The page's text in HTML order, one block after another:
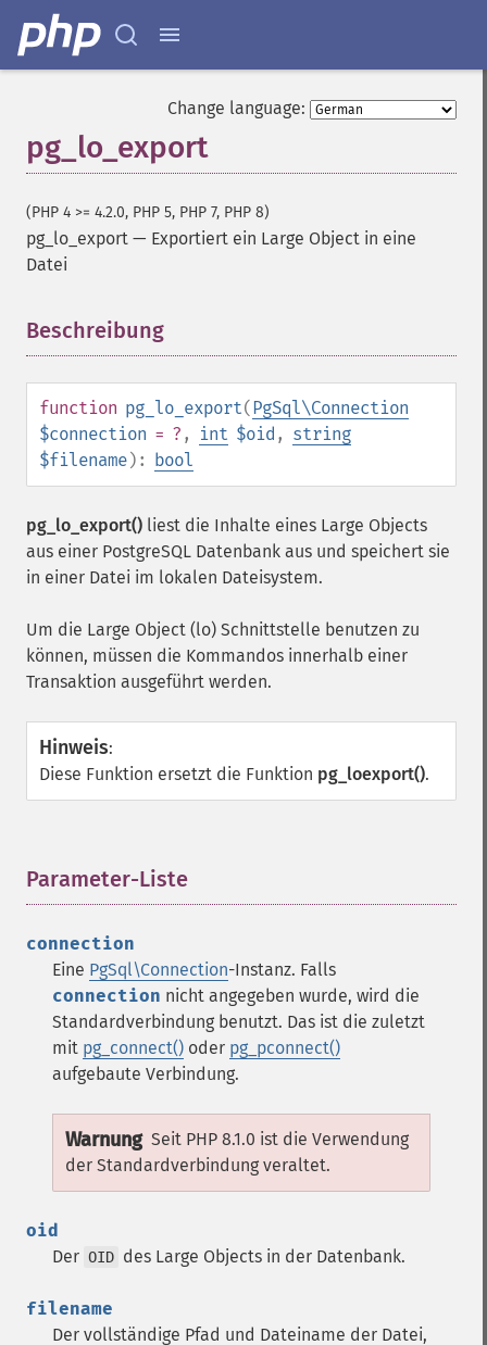
Change language:
pg_lo_export
(PHP 4 >= 4.2.0, PHP 5, PHP 7, PHP 8)
pg_lo_export — Exportiert ein Large Object in eine
Datei
Beschreibung
function pg_lo_export(PgSql\Connection
$connection = ? , int $oid , string
$filename): bool
pg_lo_export() liest die Inhalte eines Large Objects
aus einer PostgreSQL Datenbank aus und speichert sie
in einer Datei im lokalen Dateisystem.
Um die Large Object (lo) Schnittstelle benutzen zu
können, müssen die Kommandos innerhalb einer
Transaktion ausgeführt werden.
Hinweis:
Diese Funktion ersetzt die Funktion pg_loexport().
Parameter-Liste
connection
Eine PgSql\Connection-Instanz. Falls
connection nicht angegeben wurde, wird die
Standardverbindung benutzt. Das ist die zuletzt
mit pg_connect() oder pg_pconnect()
aufgebaute Verbindung.
Warnung Seit PHP 8.1.0 ist die Verwendung
der Standardverbindung veraltet.
oid
Der OID des Large Objects in der Datenbank.
filename
Der vollständige Pfad und Dateiname der Datei,